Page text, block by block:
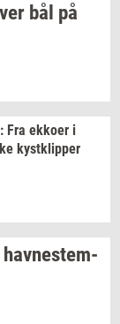
bål på
Fra ek­ko­er i
kyst­klip­per
hav­ne­stem­